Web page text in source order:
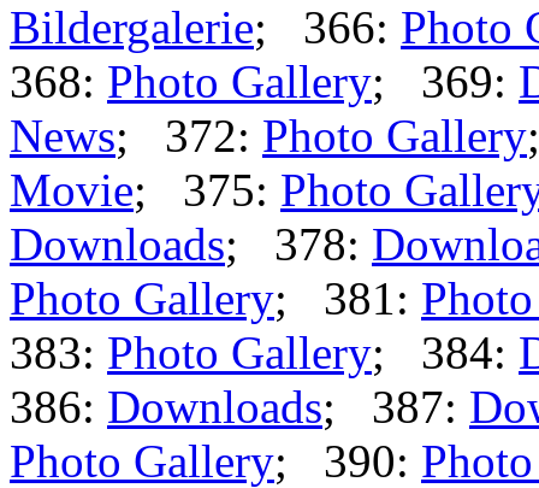
Bildergalerie; 366: Photo
368: Photo Gallery; 369:
News; 372: Photo Gallery
Movie; 375: Photo
Downloads; 378:
Photo Gallery; 381:
383: Photo Gallery; 384:
386: Downloads; 387:
Photo Gallery; 390: